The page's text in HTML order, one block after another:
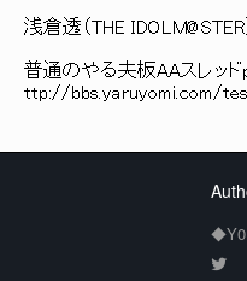
浅倉透（THE IDOLM@STER
普通のやる夫板AAスレッド
ttp://bbs.yaruyomi.com/